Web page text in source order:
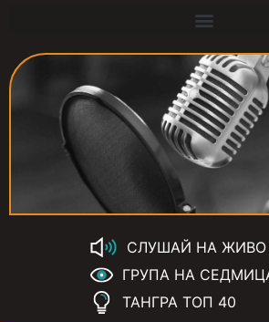
СЛУШАЙ НА ЖИВО
ГРУПА НА
ТАНГРА ТОП 40